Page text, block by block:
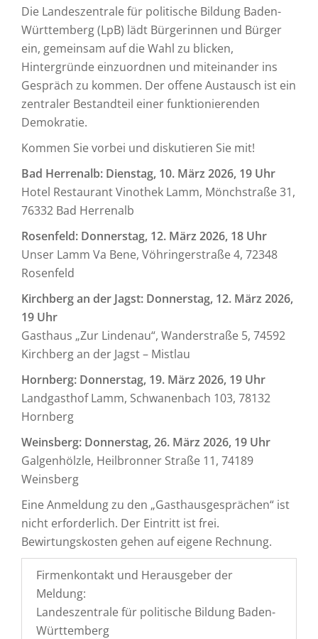
Die Landeszentrale für politische Bildung Baden-
Württemberg (LpB) lädt Bürgerinnen und Bürger
ein, gemeinsam auf die Wahl zu blicken,
Hintergründe einzuordnen und miteinander ins
Gespräch zu kommen. Der offene Austausch ist ein
zentraler Bestandteil einer funktionierenden
Demokratie.
Kommen Sie vorbei und diskutieren Sie mit!
Bad Herrenalb: Dienstag, 10. März 2026, 19 Uhr
Hotel Restaurant Vinothek Lamm, Mönchstraße 31,
76332 Bad Herrenalb
Rosenfeld: Donnerstag, 12. März 2026, 18 Uhr
Unser Lamm Va Bene, Vöhringerstraße 4, 72348
Rosenfeld
Kirchberg an der Jagst: Donnerstag, 12. März 2026,
19 Uhr
Gasthaus „Zur Lindenau“, Wanderstraße 5, 74592
Kirchberg an der Jagst – Mistlau
Hornberg: Donnerstag, 19. März 2026, 19 Uhr
Landgasthof Lamm, Schwanenbach 103, 78132
Hornberg
Weinsberg: Donnerstag, 26. März 2026, 19 Uhr
Galgenhölzle, Heilbronner Straße 11, 74189
Weinsberg
Eine Anmeldung zu den „Gasthausgesprächen“ ist
nicht erforderlich. Der Eintritt ist frei.
Bewirtungskosten gehen auf eigene Rechnung.
Firmenkontakt und Herausgeber der
Meldung:
Landeszentrale für politische Bildung Baden-
Württemberg